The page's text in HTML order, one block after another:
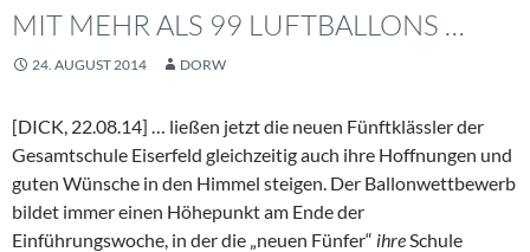
MIT MEHR ALS 99 LUFTBALLONS …
24. AUGUST 2014 DORW
[DICK, 22.08.14] … ließen jetzt die neuen Fünftklässler der
Gesamtschule Eiserfeld gleichzeitig auch ihre Hoffnungen und
guten Wünsche in den Himmel steigen. Der Ballonwettbewerb
bildet immer einen Höhepunkt am Ende der
Einführungswoche, in der die „neuen Fünfer“ ihreSchule